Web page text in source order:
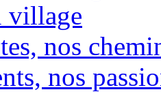
village
nos
nos